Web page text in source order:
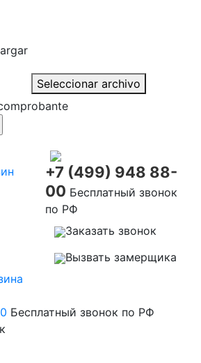
Seleccionar archivo
+7 (499) 948 88-
00 Бесплатный звонок
по РФ
Заказать звонок
Вызвать замерщика
Бесплатный звонок по РФ